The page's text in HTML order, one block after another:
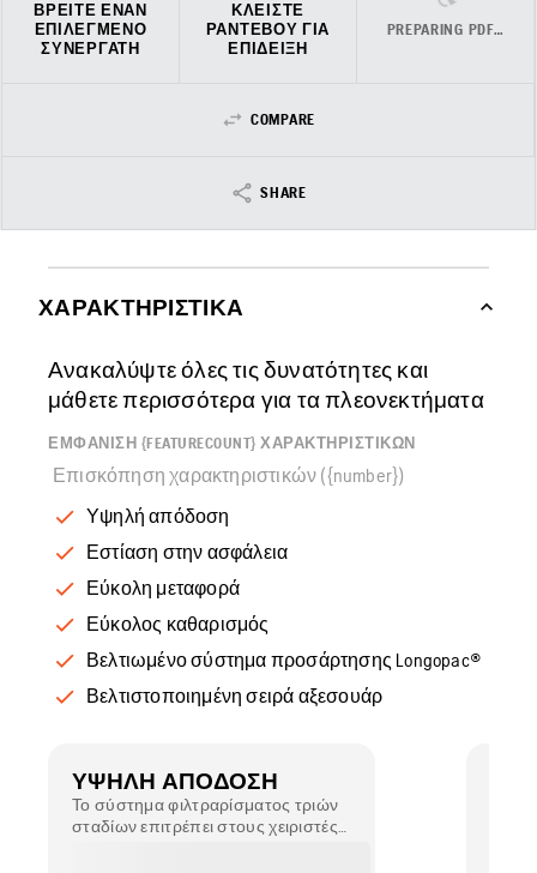
ΒΡΕΊΤΕ ΈΝΑΝ
ΕΠΙΛΕΓΜΈΝΟ
ΣΥΝΕΡΓΆΤΗ
ΚΛΕΊΣΤΕ
ΡΑΝΤΕΒΟΎ ΓΙΑ
ΕΠΊΔΕΙΞΗ
PREPARING PDF…
COMPARE
SHARE
ΧΑΡΑΚΤΗΡΙΣΤΙΚΆ
Ανακαλύψτε όλες τις δυνατότητες και
μάθετε περισσότερα για τα πλεονεκτήματα
ΕΜΦΆΝΙΣΗ {FEATURECOUNT} ΧΑΡΑΚΤΗΡΙΣΤΙΚΏΝ
Επισκόπηση χαρακτηριστικών ({number})
Υψηλή απόδοση
Εστίαση στην ασφάλεια
Εύκολη μεταφορά
Εύκολος καθαρισμός
Βελτιωμένο σύστημα προσάρτησης Longopac®
Βελτιστοποιημένη σειρά αξεσουάρ
ΥΨΗΛΉ ΑΠΌΔΟΣΗ
Το σύστημα φιλτραρίσματος τριών
σταδίων επιτρέπει στους χειριστές